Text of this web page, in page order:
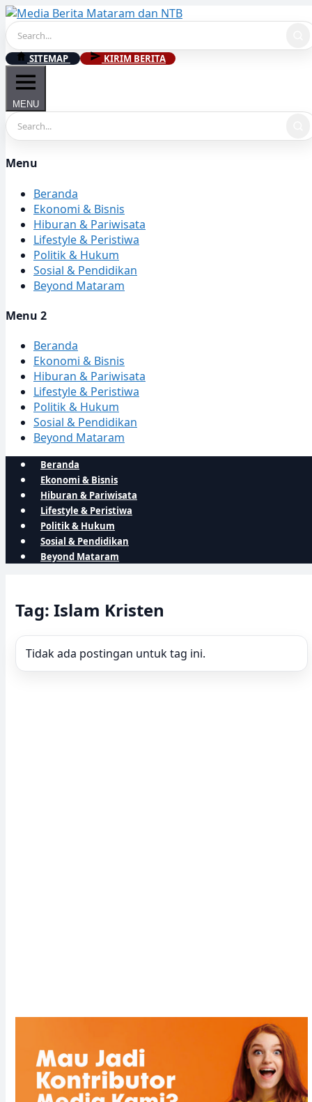
Skip
to
content
SITEMAP KIRIM BERITA
MENU
Menu
Beranda
Ekonomi & Bisnis
Hiburan & Pariwisata
Lifestyle & Peristiwa
Politik & Hukum
Sosial & Pendidikan
Beyond Mataram
Menu 2
Beranda
Ekonomi & Bisnis
Hiburan & Pariwisata
Lifestyle & Peristiwa
Politik & Hukum
Sosial & Pendidikan
Beyond Mataram
Beranda
Ekonomi & Bisnis
Hiburan & Pariwisata
Lifestyle & Peristiwa
Politik & Hukum
Sosial & Pendidikan
Beyond Mataram
Tag: Islam Kristen
Tidak ada postingan untuk tag ini.